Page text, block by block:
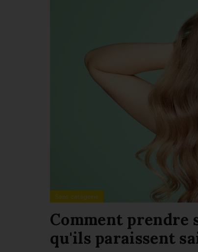
Sans catégorie
Comment prendre
qu'ils paraissent